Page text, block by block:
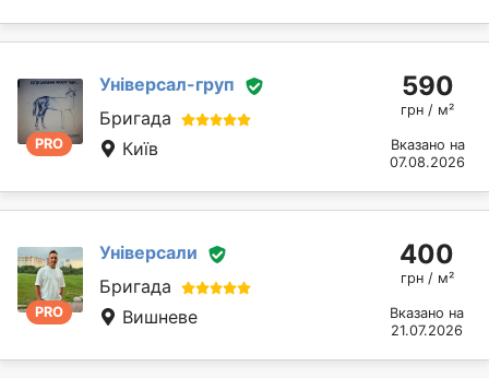
PRO
Універсал-груп
Бригада
Київ
590
грн / м²
Вказано на
07.08.2026
PRO
Універсали
Бригада
Вишневе
400
грн / м²
Вказано на
21.07.2026